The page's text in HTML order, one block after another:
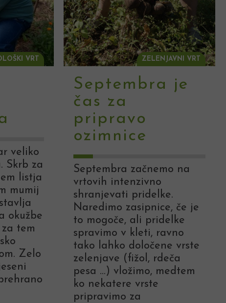
VRT
veliko
Skrb za
listja
mumij
okužbe
tem
Zelo
ZELENJAVNI VRT
Septembra je
čas za
pripravo
ozimnice
Septembra začnemo na
vrtovih intenzivno
shranjevati pridelke.
Naredimo zasipnice, če je
to mogoče, ali pridelke
spravimo v kleti, ravno
tako lahko določene vrste
zelenjave (fižol, rdeča
pesa ...) vložimo, medtem
ko nekatere vrste
pripravimo za